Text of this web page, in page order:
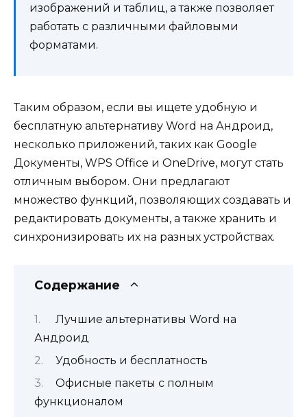
изображений и таблиц, а также позволяет
работать с различными файловыми
форматами.
Таким образом, если вы ищете удобную и
бесплатную альтернативу Word на Андроид,
несколько приложений, таких как Google
Документы, WPS Office и OneDrive, могут стать
отличным выбором. Они предлагают
множество функций, позволяющих создавать и
редактировать документы, а также хранить и
синхронизировать их на разных устройствах.
Содержание
Лучшие альтернативы Word на
Андроид
Удобность и бесплатность
Офисные пакеты с полным
функционалом